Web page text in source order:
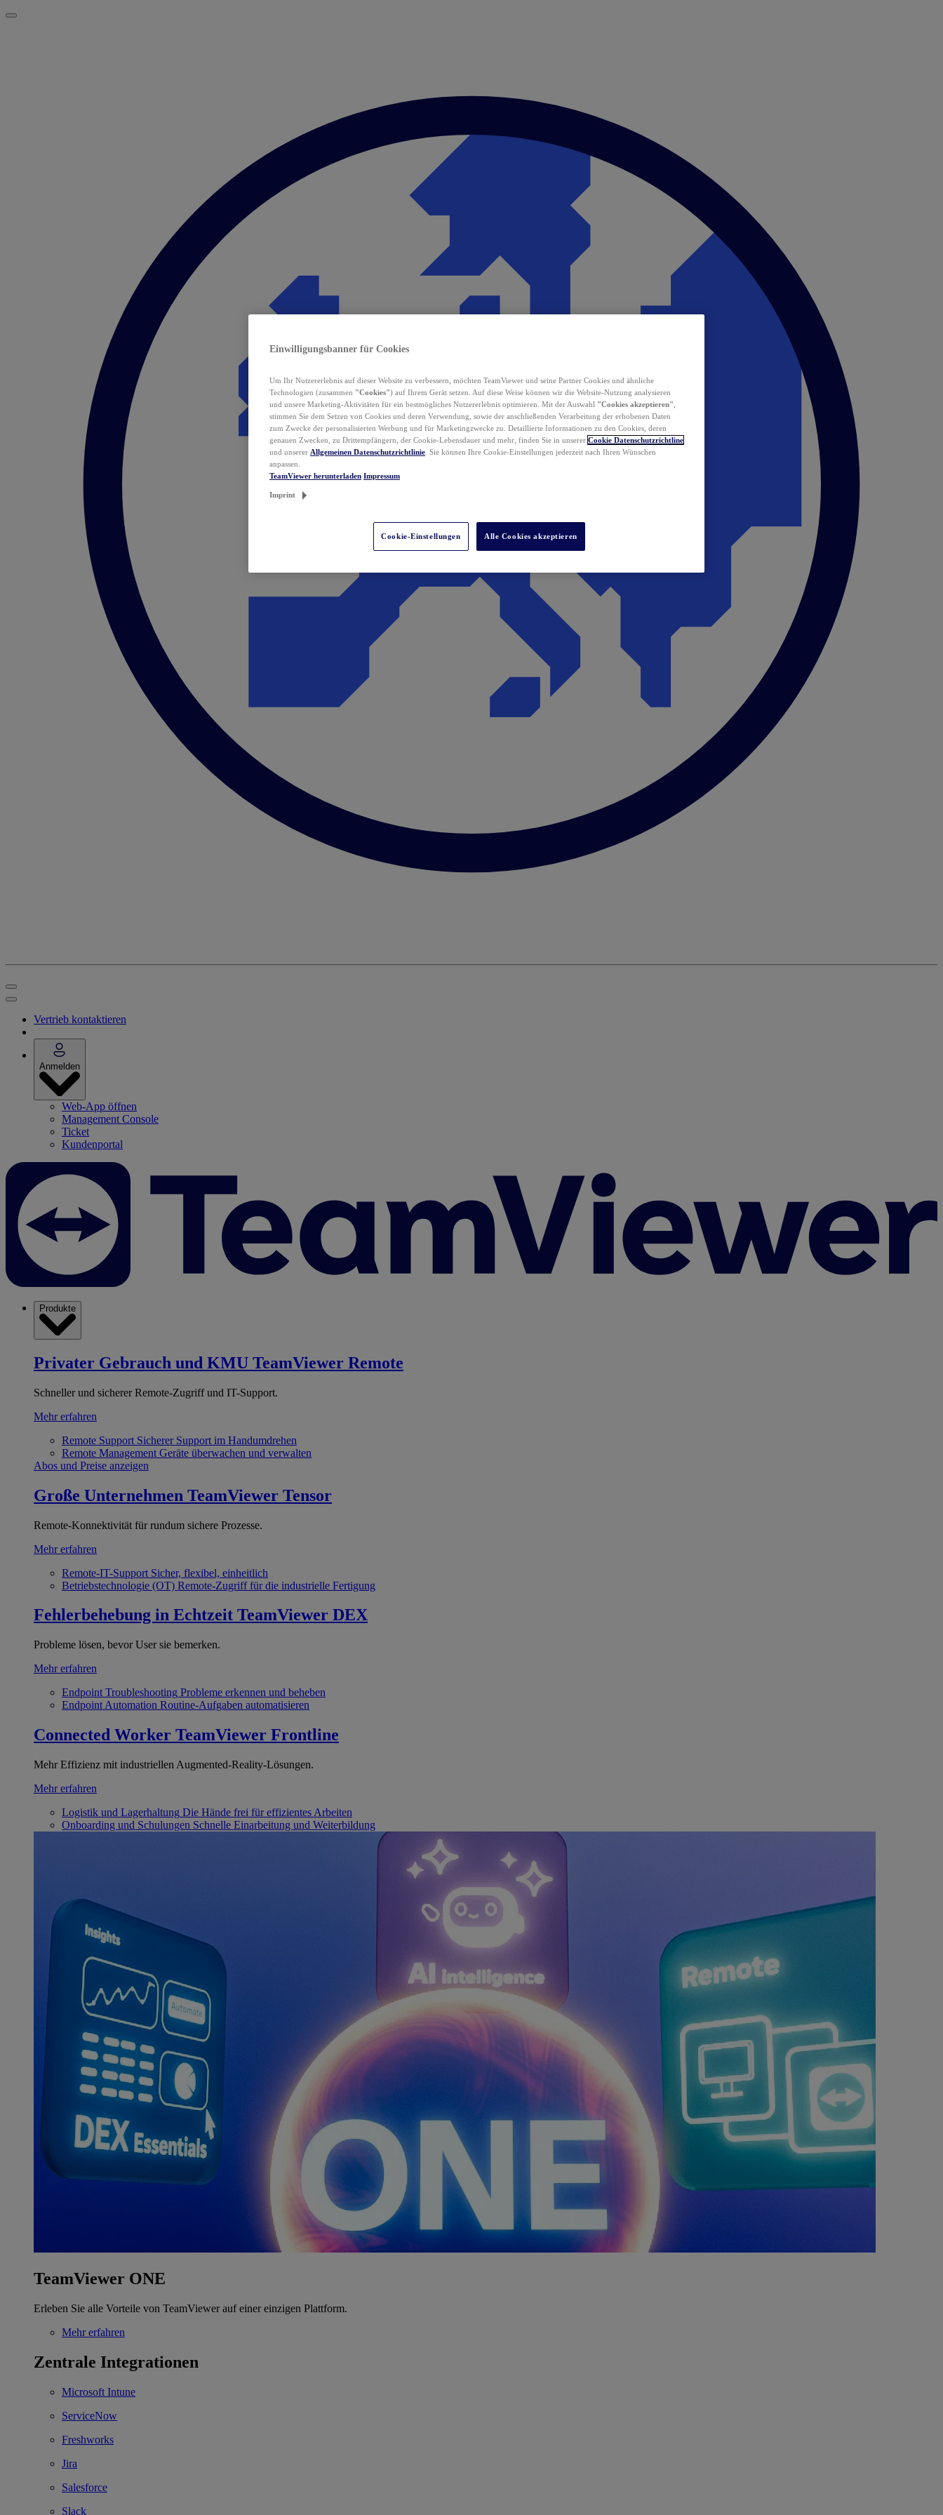
Vertrieb kontaktieren
Anmelden
Web-App öffnen
Management Console
Ticket
Kundenportal
Produkte
Privater Gebrauch und KMU TeamViewer Remote
Schneller und sicherer Remote-Zugriff und IT-Support.
Mehr erfahren
Remote Support Sicherer Support im Handumdrehen
Remote Management Geräte überwachen und verwalten
Abos und Preise anzeigen
Große Unternehmen TeamViewer Tensor
Remote-Konnektivität für rundum sichere Prozesse.
Mehr erfahren
Remote-IT-Support Sicher, flexibel, einheitlich
Betriebstechnologie (OT) Remote-Zugriff für die industrielle Fertigung
Fehlerbehebung in Echtzeit TeamViewer DEX
Probleme lösen, bevor User sie bemerken.
Mehr erfahren
Endpoint Troubleshooting Probleme erkennen und beheben
Endpoint Automation Routine-Aufgaben automatisieren
Connected Worker TeamViewer Frontline
Mehr Effizienz mit industriellen Augmented-Reality-Lösungen.
Mehr erfahren
Logistik und Lagerhaltung Die Hände frei für effizientes Arbeiten
Onboarding und Schulungen Schnelle Einarbeitung und Weiterbildung
TeamViewer ONE
Erleben Sie alle Vorteile von TeamViewer auf einer einzigen Plattform.
Mehr erfahren
Zentrale Integrationen
Microsoft Intune
ServiceNow
Freshworks
Jira
Salesforce
Slack
Einwilligungsbanner für Cookies
Um Ihr Nutzererlebnis auf dieser Website zu verbessern, möchten TeamViewer und seine Partner Cookies und ähnliche
Technologien (zusammen "Cookies") auf Ihrem Gerät setzen. Auf diese Weise können wir die Website-Nutzung analysieren
und unsere Marketing-Aktivitäten für ein bestmögliches Nutzererlebnis optimieren. Mit der Auswahl "Cookies akzeptieren"
stimmen Sie dem Setzen von Cookies und deren Verwendung, sowie der anschließenden Verarbeitung der erhobenen Daten
zum Zwecke der personalisierten Werbung und für Marketingzwecke zu. Detaillierte Informationen zu den Cookies, deren
genauen Zwecken, zu Drittempfängern, der Cookie-Lebensdauer und mehr, finden Sie in unserer Cookie Datenschutzrichtline
und unserer Allgemeinen Datenschutzrichtlinie . Sie können Ihre Cookie-Einstellungen jederzeit nach Ihren Wünschen
anpassen.
TeamViewer herunterladen Impressum
Imprint
Cookie-Einstellungen Alle Cookies akzeptieren